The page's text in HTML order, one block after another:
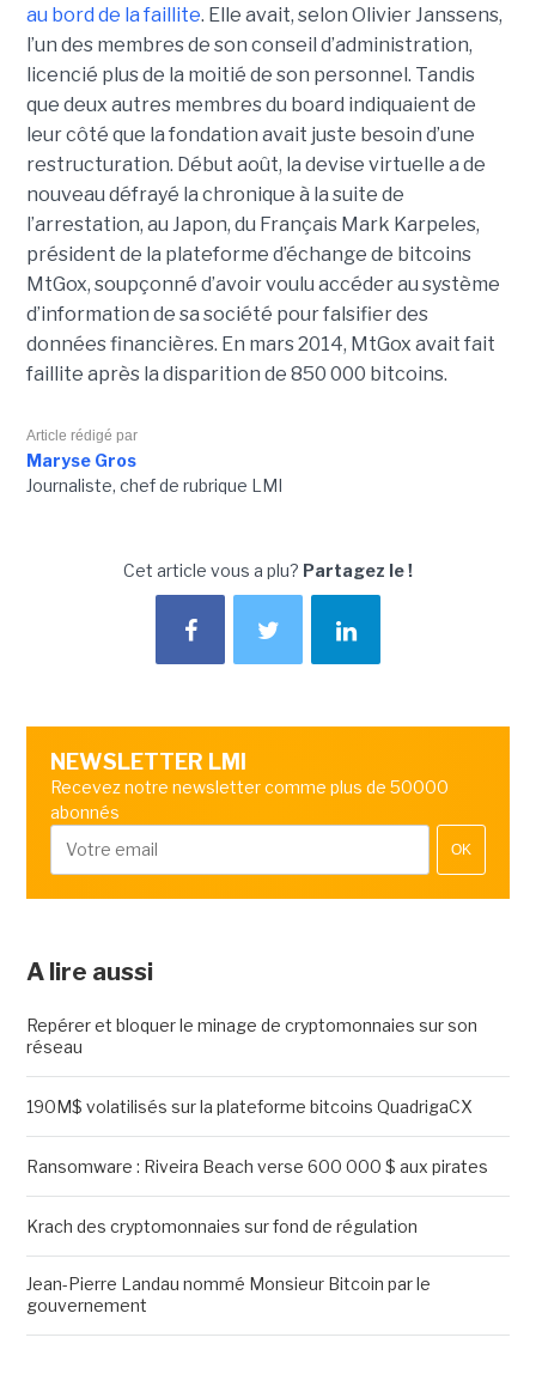
au bord de la faillite. Elle avait, selon Olivier Janssens,
l’un des membres de son conseil d’administration,
licencié plus de la moitié de son personnel. Tandis
que deux autres membres du board indiquaient de
leur côté que la fondation avait juste besoin d’une
restructuration. Début août, la devise virtuelle a de
nouveau défrayé la chronique à la suite de
l’arrestation, au Japon, du Français Mark Karpeles,
président de la plateforme d’échange de bitcoins
MtGox, soupçonné d’avoir voulu accéder au système
d’information de sa société pour falsifier des
données financières. En mars 2014, MtGox avait fait
faillite après la disparition de 850 000 bitcoins.
Article rédigé par
Maryse Gros
Journaliste, chef de rubrique LMI
Cet article vous a plu? Partagez le !
NEWSLETTER LMI
Recevez notre newsletter comme plus de 50000
abonnés
OK
A lire aussi
Repérer et bloquer le minage de cryptomonnaies sur son
réseau
190M$ volatilisés sur la plateforme bitcoins QuadrigaCX
Ransomware : Riveira Beach verse 600 000 $ aux pirates
Krach des cryptomonnaies sur fond de régulation
Jean-Pierre Landau nommé Monsieur Bitcoin par le
gouvernement